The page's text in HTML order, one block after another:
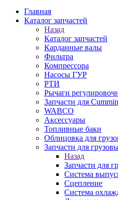
Главная
Каталог запчастей
Назад
Каталог запчастей
Карданные валы
Фильтра
Компрессора
Насосы ГУР
РТИ
Рычаги
Запчасти для
WABCO
Аксессуары
Топливные баки
Облицовка для
Запчасти для
Назад
Запчасти для
Система
Сцепление
Система